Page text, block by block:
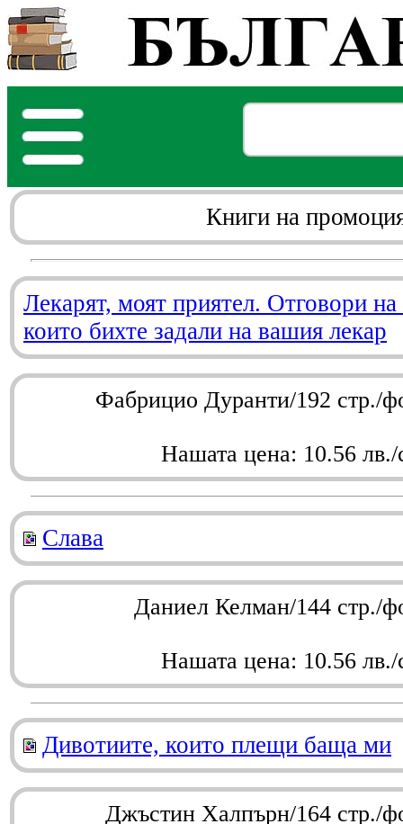
Книги на
Лекарят, моят приятел. Отговори
които бихте задали на вашия лекар
Фабрицио Дуранти/192 стр./
Нашата цена: 10.56 лв./
Слава
Даниел Келман/144 стр./
Нашата цена: 10.56 лв./
Дивотиите, които плещи баща ми
Джъстин Халпърн/164 стр./